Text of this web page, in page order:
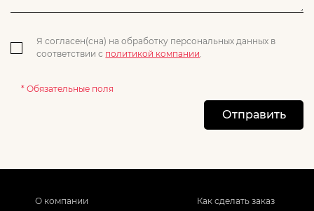
Я согласен(сна) на обработку персональных данных в
соответствии с политикой компании.
* Обязательные поля
Отправить
О компании
Как сделать заказ